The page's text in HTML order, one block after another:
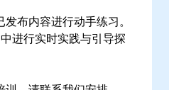
布内容进行动手练习。
进行实时实践与引导探